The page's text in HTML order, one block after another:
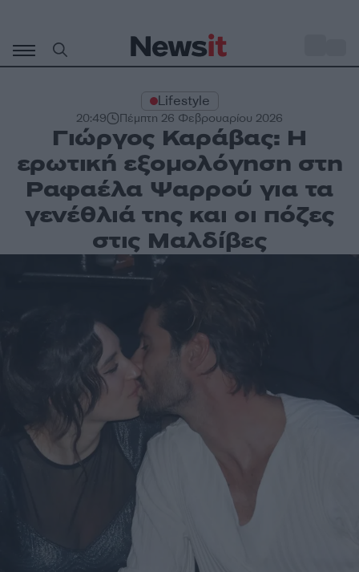
περιεχόμενο
Lifestyle
20:49 Πέμπτη 26 Φεβρουαρίου 2026
Γιώργος Καράβας: Η
ερωτική εξομολόγηση στη
Ραφαέλα Ψαρρού για τα
γενέθλιά της και οι πόζες
στις Μαλδίβες